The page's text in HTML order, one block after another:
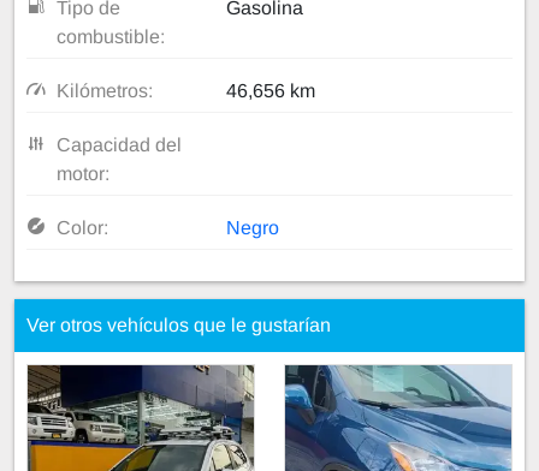
Tipo de
combustible:
Gasolina
Kilómetros: 46,656 km
Capacidad del
motor:
Color: Negro
Ver otros vehículos que le gustarían